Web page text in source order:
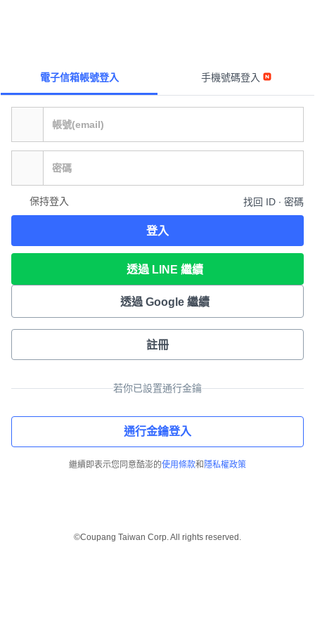
電子信箱帳號登入 手機號碼登入
保持登入 找回 ID ∙ 密碼
登入
透過 LINE 繼續
透過 Google 繼續
註冊
若你已設置通行金鑰
通行金鑰登入
繼續即表示您同意酷澎的使用條款和 隱私權政策
©Coupang Taiwan Corp. All rights reserved.